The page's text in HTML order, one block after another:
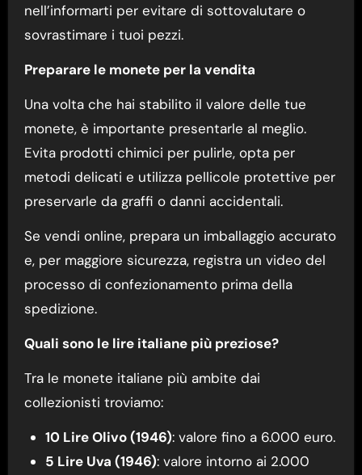
nell’informarti per evitare di sottovalutare o
sovrastimare i tuoi pezzi.
Preparare le monete per la vendita
Una volta che hai stabilito il valore delle tue
monete, è importante presentarle al meglio.
Evita prodotti chimici per pulirle, opta per
metodi delicati e utilizza pellicole protettive per
preservarle da graffi o danni accidentali.
Se vendi online, prepara un imballaggio accurato
e, per maggiore sicurezza, registra un video del
processo di confezionamento prima della
spedizione.
Quali sono le lire italiane più preziose?
Tra le monete italiane più ambite dai
collezionisti troviamo:
10 Lire Olivo (1946): valore fino a 6.000 euro.
5 Lire Uva (1946): valore intorno ai 2.000